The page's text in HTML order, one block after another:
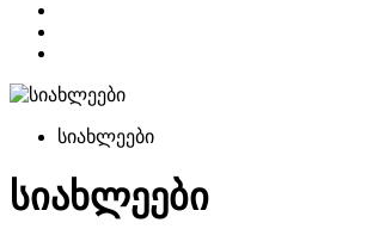
სიახლეები
სიახლეები